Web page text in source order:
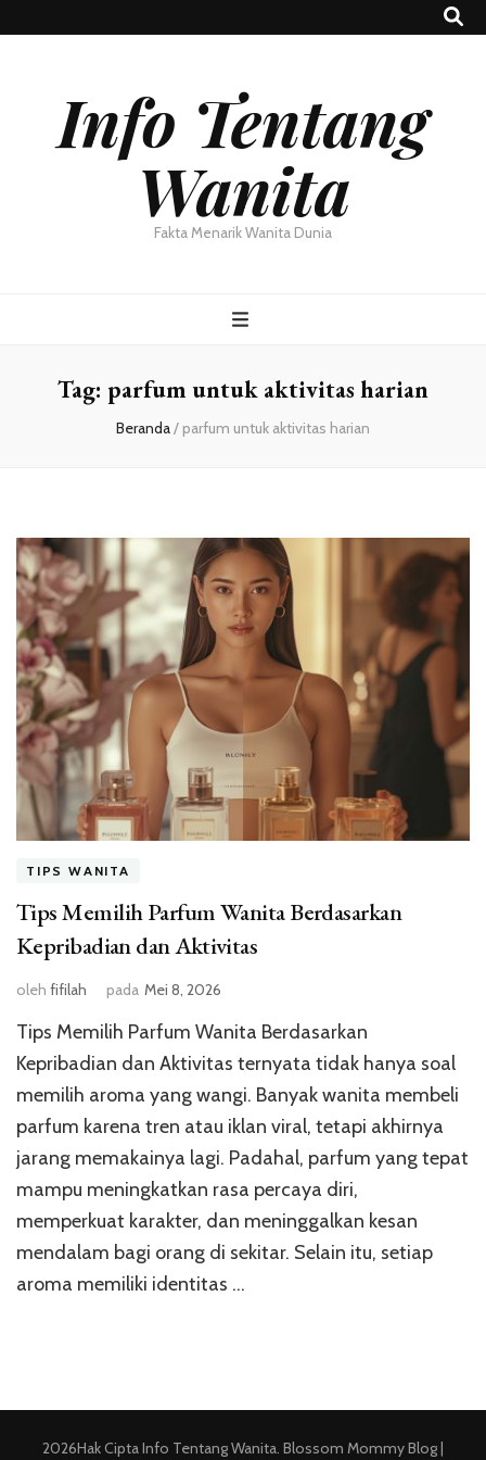
Info Tentang
Wanita
Fakta Menarik Wanita Dunia
Tag: parfum untuk aktivitas harian
Beranda/ parfum untuk aktivitas harian
TIPS WANITA
Tips Memilih Parfum Wanita Berdasarkan
Kepribadian dan Aktivitas
oleh fifilah pada Mei 8, 2026
Tips Memilih Parfum Wanita Berdasarkan
Kepribadian dan Aktivitas ternyata tidak hanya soal
memilih aroma yang wangi. Banyak wanita membeli
parfum karena tren atau iklan viral, tetapi akhirnya
jarang memakainya lagi. Padahal, parfum yang tepat
mampu meningkatkan rasa percaya diri,
memperkuat karakter, dan meninggalkan kesan
mendalam bagi orang di sekitar. Selain itu, setiap
aroma memiliki identitas …
2026Hak CiptaInfo Tentang Wanita. Blossom Mommy Blog |